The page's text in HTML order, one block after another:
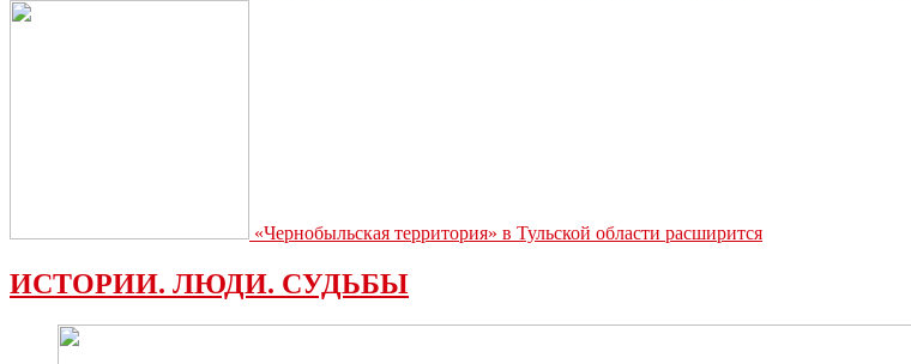
«Чернобыльская территория» в Тульской области расширится
ИСТОРИИ. ЛЮДИ. СУДЬБЫ